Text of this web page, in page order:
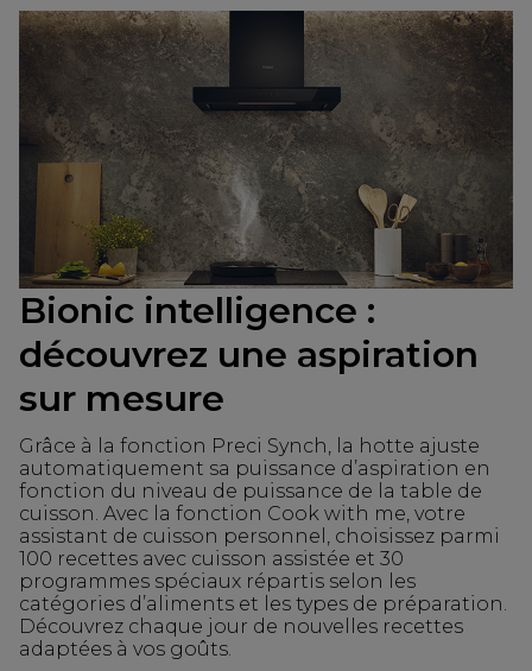
Bionic intelligence :
découvrez une aspiration
sur mesure
Grâce à la fonction Preci Synch, la hotte ajuste
automatiquement sa puissance d’aspiration en
fonction du niveau de puissance de la table de
cuisson. Avec la fonction Cook with me, votre
assistant de cuisson personnel, choisissez parmi
100 recettes avec cuisson assistée et 30
programmes spéciaux répartis selon les
catégories d’aliments et les types de préparation.
Découvrez chaque jour de nouvelles recettes
adaptées à vos goûts.